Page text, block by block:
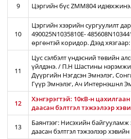
9 Цэргийн бүс ZMM804
10
Цэргийн хээрийн сургуулилт
490025N1035810E-
өргөнтэй коридор. Дээд
11
Цус сэлбэлт үндэсний төвийн
үйлдэнэ. / П.Н Шастины
Дүүргийн Нэгдсэн Эмнэлэг,
Гүүр Эмнэлэг, Ач Интернэшнл
12
Хэнгэрэгтэй: 10кВ-н
даасан бэлтгэл тэжээлээр
13
Баянтээг: Нисэхийн
даасан бэлтгэл тэжээлээр